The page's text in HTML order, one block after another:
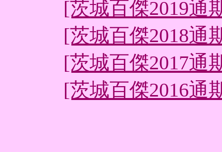
[茨城百傑2019通
[茨城百傑2018通
[茨城百傑2017通
[茨城百傑2016通